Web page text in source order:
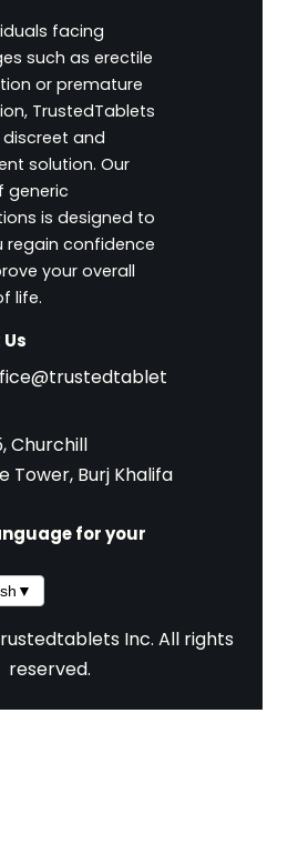
facing
such as erectile
or premature
TrustedTablets
and
solution. Our
generic
is designed to
regain confidence
your overall
life.
Churchill
Tower, Burj Khalifa
for your
▼
Inc. All rights
reserved.